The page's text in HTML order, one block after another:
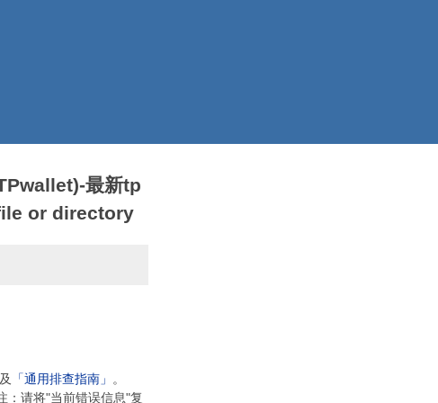
最新tp
or directory
「通用排查指南」
。
：请将"当前错误信息"复